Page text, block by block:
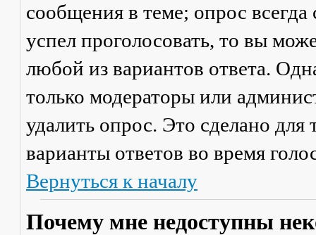
сообщения в теме; опрос
успел проголосовать, то вы
любой из вариантов ответа.
только модераторы или
удалить опрос. Это сделано для
варианты ответов во время
Вернуться к началу
Почему мне недоступны